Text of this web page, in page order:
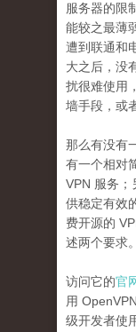
服务器的限
能较之最薄
遭到联通和
大之后，没
扰很难使用
墙手段，或
那么有没有
有一个相对
VPN 服务；
供稳定有效
费开源的
述两个要求。
访问它的官
用
级开发者使